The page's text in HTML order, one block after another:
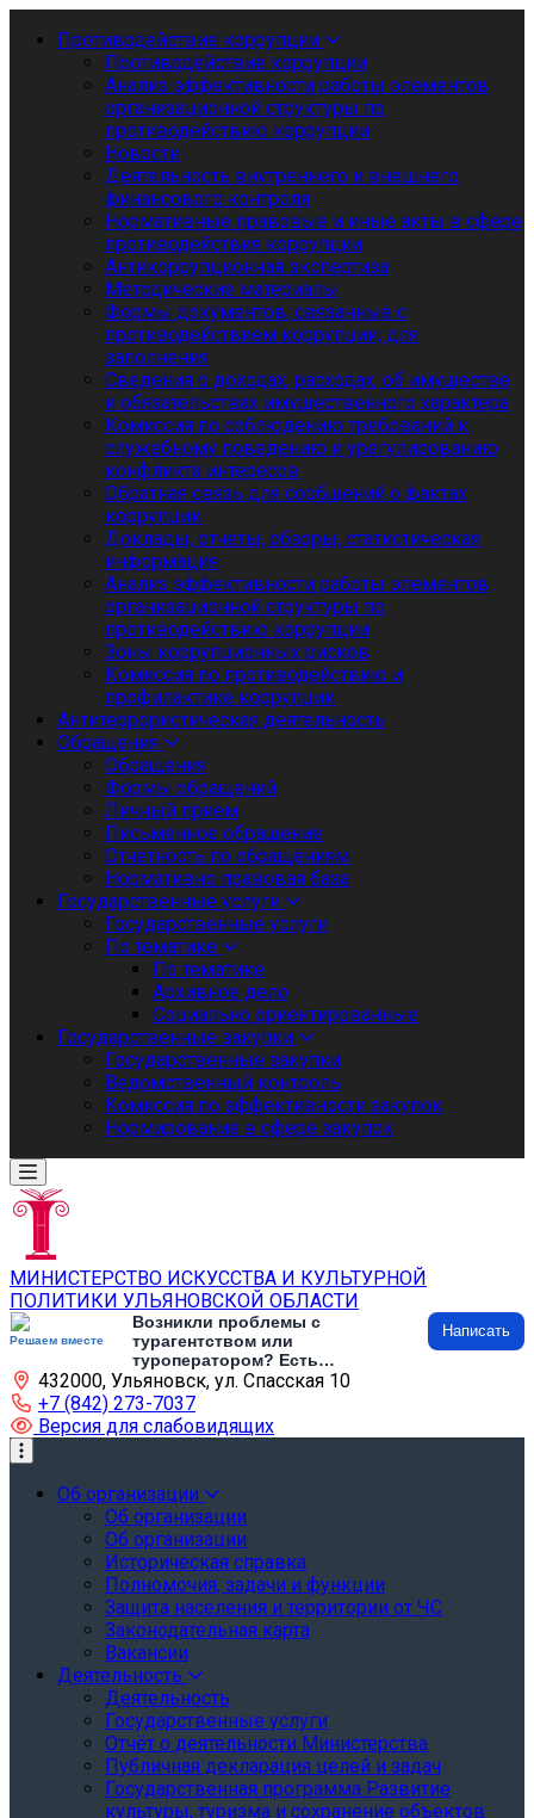
Противодействие коррупции
Противодействие коррупции
Анализ эффективности работы элементов
организационной структуры по
противодействию коррупции
Новости
Деятельность внутреннего и внешнего
финансового контроля
Нормативные правовые и иные акты в сфере
противодействия коррупции
Антикоррупционная экспертиза
Методические материалы
Формы документов, связанные с
противодействием коррупции, для
заполнения
Сведения о доходах, расходах, об имуществе
и обязательствах имущественного характера
Комиссия по соблюдению требований к
служебному поведению и урегулированию
конфликта интересов
Обратная связь для сообщений о фактах
коррупции
Доклады, отчеты, обзоры, статистическая
информация
Анализ эффективности работы элементов
организационной структуры по
противодействию коррупции
Зоны коррупционных рисков
Комиссия по противодействию и
профилактике коррупции
Антитеррористическая деятельность
Обращения
Обращения
Формы обращений
Личный приём
Письменное обращение
Отчетность по обращениям
Нормативно правовая база
Государственные услуги
Государственные услуги
По тематике
По тематике
Архивное дело
Социально ориентированные
Государственные закупки
Государственные закупки
Ведомственный контроль
Комиссия по эффективности закупок
Нормирование в сфере закупок
МИНИСТЕРСТВО ИСКУССТВА И КУЛЬТУРНОЙ
ПОЛИТИКИ УЛЬЯНОВСКОЙ ОБЛАСТИ
Решаем вместе
Возникли проблемы с
турагентством или
туроператором? Есть
предложения по развитию
туризма и туристической
инфраструктуры? Напишите об
этом
Написать
432000, Ульяновск, ул. Спасская 10
+7 (842) 273-7037
Версия для слабовидящих
Об организации
Об организации
Об организации
Историческая справка
Полномочия, задачи и функции
Защита населения и территории от ЧС
Законодательная карта
Вакансии
Деятельность
Деятельность
Государственные услуги
Отчёт о деятельности Министерства
Публичная декларация целей и задач
Государственная программа Развитие
культуры, туризма и сохранение объектов